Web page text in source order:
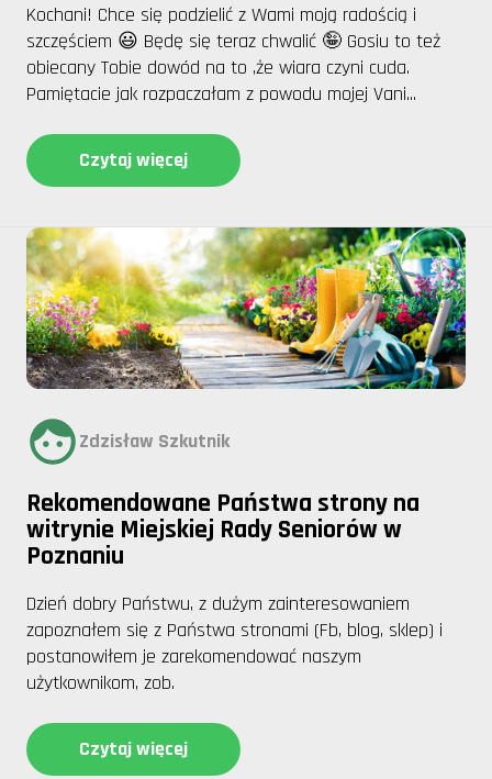
Kochani! Chce się podzielić z Wami moją radością i
szczęściem 😃 Będę się teraz chwalić 🤪 Gosiu to też
obiecany Tobie dowód na to ,że wiara czyni cuda.
Pamiętacie jak rozpaczałam z powodu mojej Vani...
Czytaj więcej
Zdzisław Szkutnik
Rekomendowane Państwa strony na
witrynie Miejskiej Rady Seniorów w
Poznaniu
Dzień dobry Państwu, z dużym zainteresowaniem
zapoznałem się z Państwa stronami (Fb, blog, sklep) i
postanowiłem je zarekomendować naszym
użytkownikom, zob.
Czytaj więcej